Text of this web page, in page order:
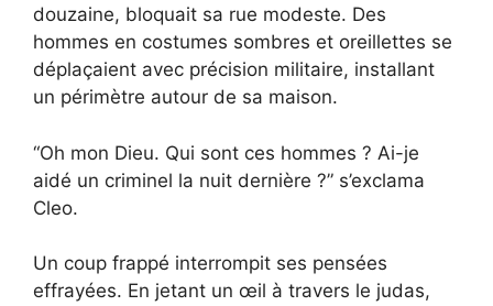
douzaine, bloquait sa rue modeste. Des
hommes en costumes sombres et oreillettes se
déplaçaient avec précision militaire, installant
un périmètre autour de sa maison.
“Oh mon Dieu. Qui sont ces hommes ? Ai-je
aidé un criminel la nuit dernière ?” s’exclama
Cleo.
Un coup frappé interrompit ses pensées
effrayées. En jetant un œil à travers le judas,